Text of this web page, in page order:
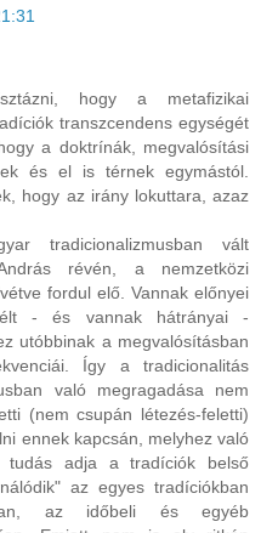
hogy a metafizikai
transzcendens egységét
a doktrínák, megvalósítási
és el is térnek egymástól.
hogy az irány lokuttara, azaz
tradicionalizmusban vált
révén, a nemzetközi
fordul elő. Vannak előnyei
- és vannak hátrányai -
utóbbinak a megvalósításban
Így a tradicionalitás
való megragadása nem
(nem csupán létezés-feletti)
ennek kapcsán, melyhez való
tudás adja a tradíciók belső
az egyes tradíciókban
az időbeli és egyéb